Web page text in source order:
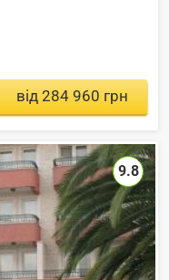
від 284 960 грн
9.8